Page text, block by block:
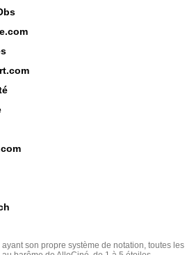
son propre système de notation, toutes les